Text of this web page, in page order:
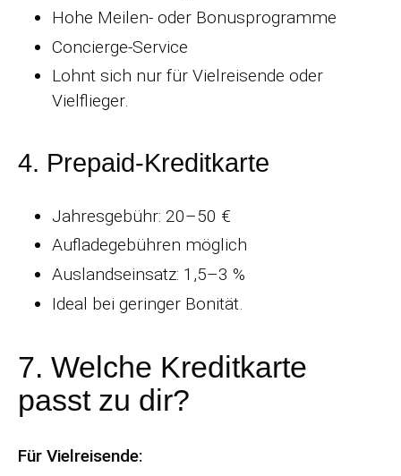
Hohe Meilen- oder Bonusprogramme
Concierge-Service
Lohnt sich nur für Vielreisende oder
Vielflieger.
4. Prepaid-Kreditkarte
Jahresgebühr: 20–50 €
Aufladegebühren möglich
Auslandseinsatz: 1,5–3 %
Ideal bei geringer Bonität.
7. Welche Kreditkarte
passt zu dir?
Für Vielreisende: